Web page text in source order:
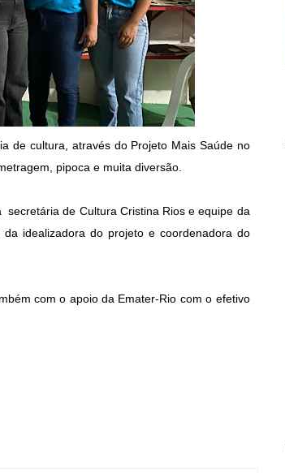
de cultura, através do Projeto Mais Saúde no
pipoca e muita diversão.
de Cultura Cristina Rios e equipe da
idealizadora do projeto e coordenadora do
com o apoio da Emater-Rio com o efetivo